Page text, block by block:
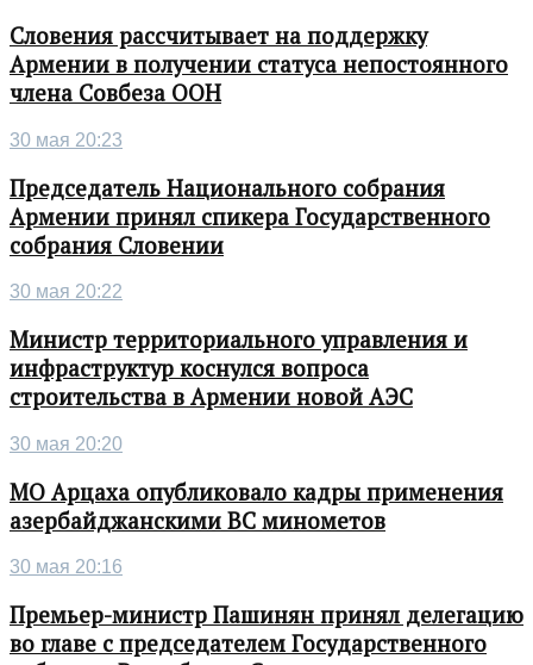
Словения рассчитывает на поддержку
Армении в получении статуса непостоянного
члена Совбеза ООН
30 мая 20:23
Председатель Национального собрания
Армении принял спикера Государственного
собрания Словении
30 мая 20:22
Министр территориального управления и
инфраструктур коснулся вопроса
строительства в Армении новой АЭС
30 мая 20:20
МО Арцаха опубликовало кадры применения
азербайджанскими ВС минометов
30 мая 20:16
Премьер-министр Пашинян принял делегацию
во главе с председателем Государственного